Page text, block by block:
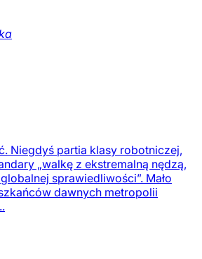
Niegdyś partia klasy robotniczej,
„walkę z ekstremalną nędzą,
sprawiedliwości”. Mało
dawnych metropolii